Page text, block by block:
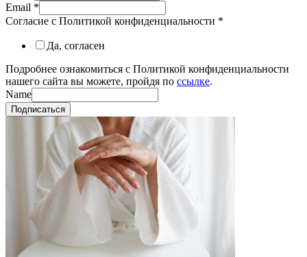
Email *
Согласие с Политикой конфиденциальности *
Да, согласен
Подробнее ознакомиться с Политикой конфиденциальности
нашего сайта вы можете, пройдя по ссылке.
Name
Подписаться